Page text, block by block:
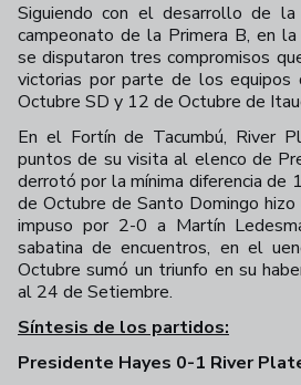
Siguiendo con el desarrollo de
campeonato de la Primera B, en
se disputaron tres compromisos
victorias por parte de los
Octubre SD y 12 de Octubre de
En el Fortín de Tacumbú, River
puntos de su visita al elenco de
derrotó por la mínima diferencia de
de Octubre de Santo Domingo
impuso por 2-0 a Martín
sabatina de encuentros, en el
Octubre sumó un triunfo en su
al 24 de Setiembre.
Síntesis de los partidos:
Presidente Hayes 0-1 River